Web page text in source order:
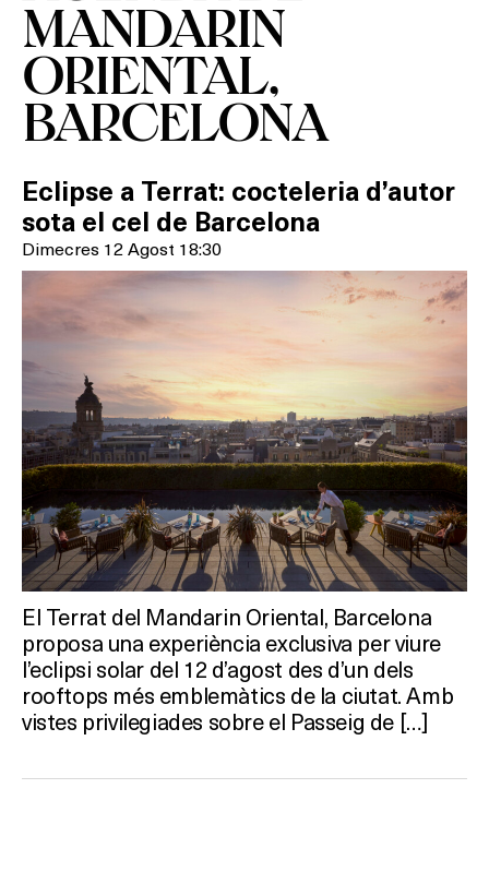
MANDARIN
ORIENTAL,
BARCELONA
Eclipse a Terrat: cocteleria d’autor
sota el cel de Barcelona
Dimecres 12 Agost 18:30
El Terrat del Mandarin Oriental, Barcelona
proposa una experiència exclusiva per viure
l’eclipsi solar del 12 d’agost des d’un dels
rooftops més emblemàtics de la ciutat. Amb
vistes privilegiades sobre el Passeig de […]